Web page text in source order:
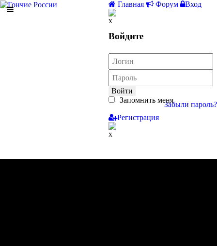
Главная Форум Вход
Войдите
Войти
Запомнить меня
Забыли пароль?
Регистрация